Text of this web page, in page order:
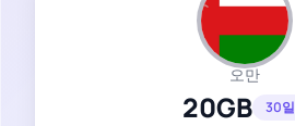
오만
20GB 30일